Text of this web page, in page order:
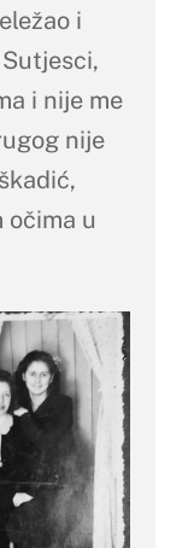
i
i nije me
nije
očima u